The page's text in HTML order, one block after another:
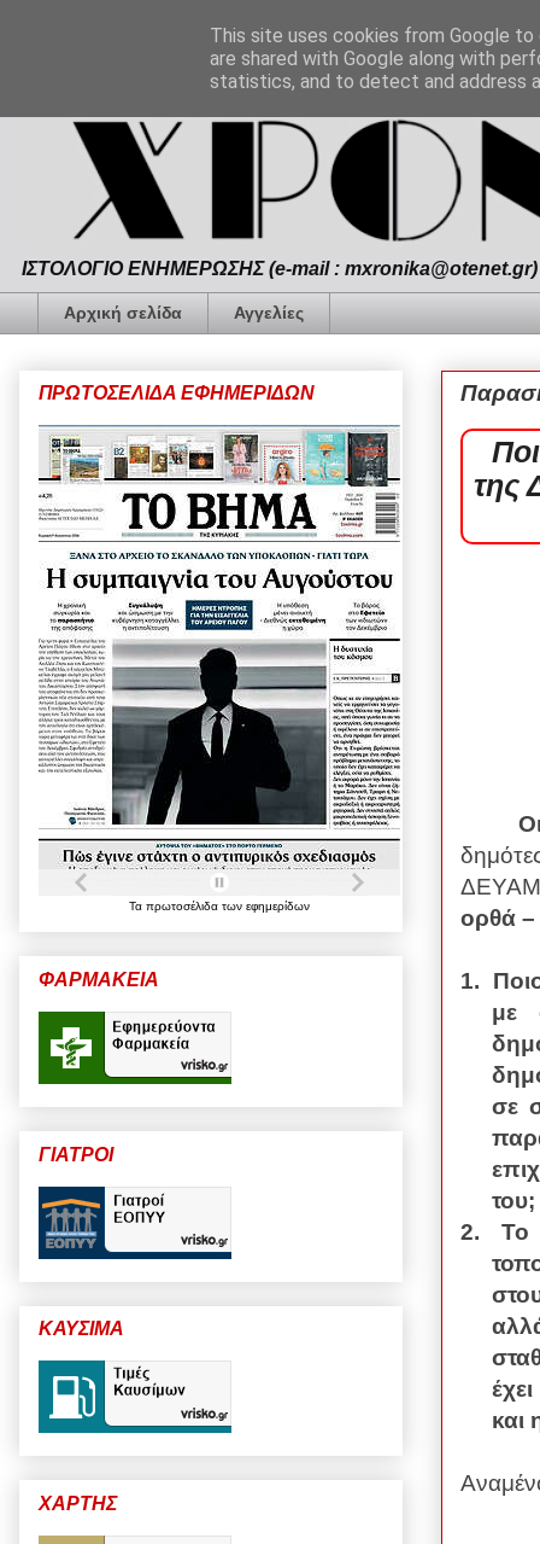
ΙΣΤΟΛΟΓΙΟ ΕΝΗΜΕΡΩΣΗΣ (e-mail :
Αρχική σελίδα Αγγελίες
της
ορθά –
1.
με
σε
του;
2.
Το
και
ΠΡΩΤΟΣΕΛΙΔΑ ΕΦΗΜΕΡΙΔΩΝ
Τα πρωτοσέλιδα των εφημερίδων
ΦΑΡΜΑΚΕΙΑ
ΓΙΑΤΡΟΙ
ΚΑΥΣΙΜΑ
ΧΑΡΤΗΣ
This site uses cookies from Google
are shared with Google along with
statistics, and to detect and address